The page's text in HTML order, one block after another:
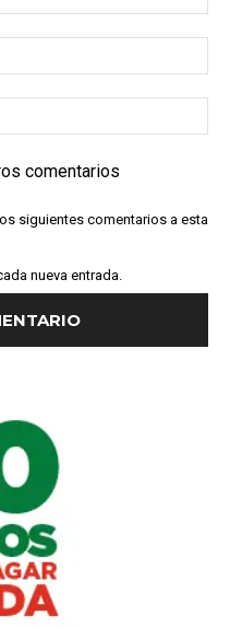
comentarios
siguientes comentarios a esta
nueva entrada.